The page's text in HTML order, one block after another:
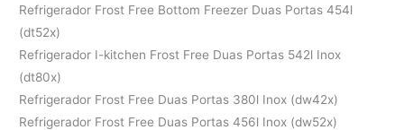
Refrigerador Frost Free Bottom Freezer Duas Portas 454l
(dt52x)
Refrigerador I-kitchen Frost Free Duas Portas 542l Inox
(dt80x)
Refrigerador Frost Free Duas Portas 380l Inox (dw42x)
Refrigerador Frost Free Duas Portas 456l Inox (dw52x)